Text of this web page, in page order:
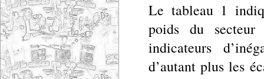
Le tableau 1
poids du
indicateurs
d’autant plus les